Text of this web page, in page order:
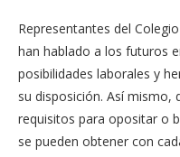
Representantes del
han hablado a los futuros
posibilidades laborales y
su disposición. Así mismo,
requisitos para opositar o
se pueden obtener con